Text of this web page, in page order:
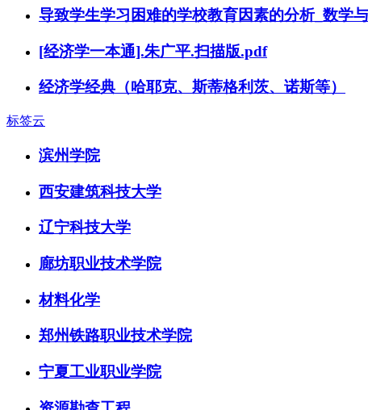
导致学生学习困难的学校教育因素的分析_数学
[经济学一本通].朱广平.扫描版.pdf
经济学经典（哈耶克、斯蒂格利茨、诺斯等）
标签云
滨州学院
西安建筑科技大学
辽宁科技大学
廊坊职业技术学院
材料化学
郑州铁路职业技术学院
宁夏工业职业学院